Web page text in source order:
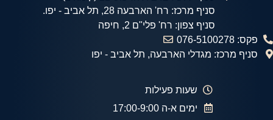
סניף מרכז: רח' הארבעה 28, תל אביב - יפו.
סניף צפון: רח' פלי"ם 2, חיפה
פקס: 076-5100278
סניף מרכז: מגדלי הארבעה, תל אביב - יפו
שעות פעילות
ימים א-ה 17:00-9:00